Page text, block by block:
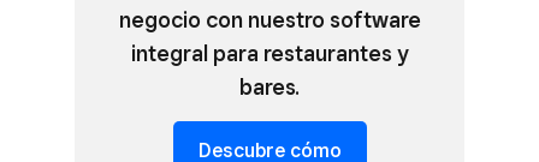
negocio con nuestro software
integral para restaurantes y
bares.
Descubre cómo